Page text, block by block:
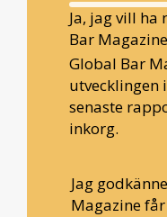
Ja, jag vill ha
Bar
Global Bar
utvecklingen
senaste
inkorg.
Jag
Magazine